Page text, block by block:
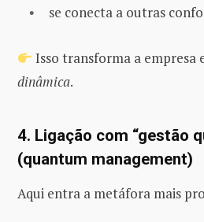
se conecta a outras
Isso transforma a empresa
dinâmica.
4. Ligação com “gestão
(quantum management)
Aqui entra a metáfora mais